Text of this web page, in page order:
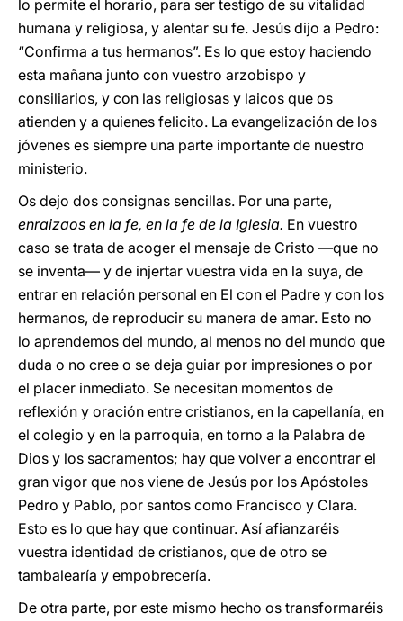
lo permite el horario, para ser testigo de su vitalidad
humana y religiosa, y alentar su fe. Jesús dijo a Pedro:
“Confirma a tus hermanos”. Es lo que estoy haciendo
esta mañana junto con vuestro arzobispo y
consiliarios, y con las religiosas y laicos que os
atienden y a quienes felicito. La evangelización de los
jóvenes es siempre una parte importante de nuestro
ministerio.
Os dejo dos consignas sencillas. Por una parte,
enraizaos en la fe, en la fe de la Iglesia. En vuestro
caso se trata de acoger el mensaje de Cristo —que no
se inventa— y de injertar vuestra vida en la suya, de
entrar en relación personal en El con el Padre y con los
hermanos, de reproducir su manera de amar. Esto no
lo aprendemos del mundo, al menos no del mundo que
duda o no cree o se deja guiar por impresiones o por
el placer inmediato. Se necesitan momentos de
reflexión y oración entre cristianos, en la capellanía, en
el colegio y en la parroquia, en torno a la Palabra de
Dios y los sacramentos; hay que volver a encontrar el
gran vigor que nos viene de Jesús por los Apóstoles
Pedro y Pablo, por santos como Francisco y Clara.
Esto es lo que hay que continuar. Así afianzaréis
vuestra identidad de cristianos, que de otro se
tambalearía y empobrecería.
De otra parte, por este mismo hecho os transformaréis